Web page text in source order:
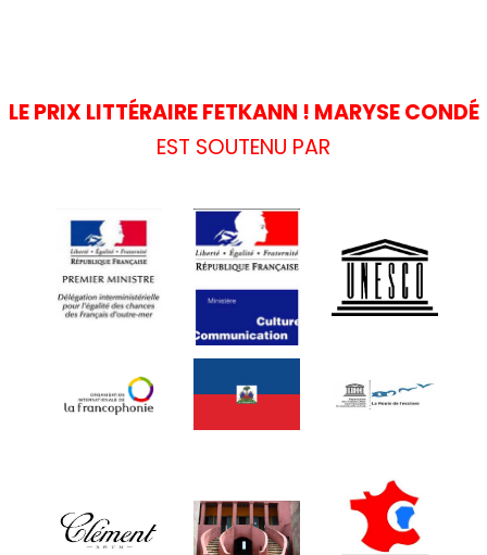
LE PRIX LITTÉRAIRE FETKANN ! MARYSE CONDÉ
EST SOUTENU PAR